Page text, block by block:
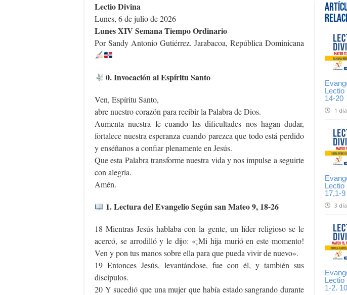
Lectio
14-20
1
Lectio
17,1-9
3
Lectio
1-2.
Lectio Divina
Lunes, 6 de julio de 2026
Lunes XIV Semana Tiempo Ordinario
Por Sandy Antonio Gutiérrez. Jarabacoa, República Dominicana
0. Invocación al Espíritu Santo
Ven, Espíritu Santo,
abre nuestro corazón para recibir la Palabra de Dios.
Aumenta nuestra fe cuando las dificultades nos hagan dudar,
fortalece nuestra esperanza cuando parezca que todo está perdido
y enséñanos a confiar plenamente en Jesús.
Que esta Palabra transforme nuestra vida y nos impulse a seguirte
con alegría.
Amén.
1. Lectura del Evangelio Según san Mateo 9, 18-26
18 Mientras Jesús hablaba con la gente, un líder religioso se le
acercó, se arrodilló y le dijo: «¡Mi hija murió en este momento!
Ven y pon tus manos sobre ella para que pueda vivir de nuevo».
19 Entonces Jesús, levantándose, fue con él, y también sus
discípulos.
20 Y sucedió que una mujer que había estado sangrando durante